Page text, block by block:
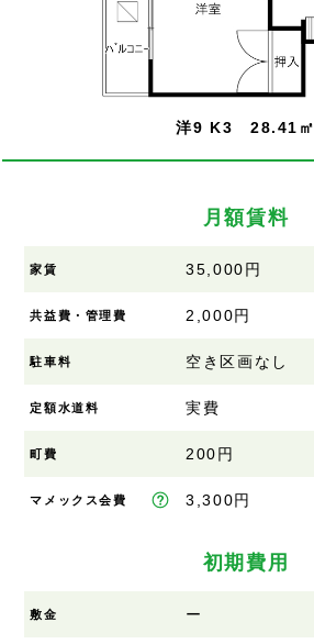
洋9 K3 28.41㎡
月額賃料
家賃 35,000円
共益費・管理費 2,000円
駐車料 空き区画なし
定額水道料 実費
町費 200円
マメックス会費 3,300円
初期費用
敷金 ー